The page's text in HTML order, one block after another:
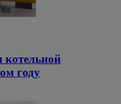
котельной
году